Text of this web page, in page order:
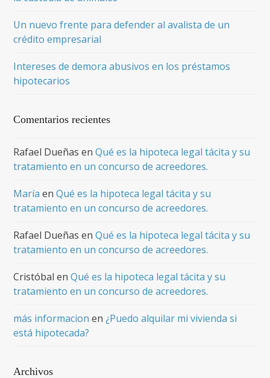
Un nuevo frente para defender al avalista de un
crédito empresarial
Intereses de demora abusivos en los préstamos
hipotecarios
Comentarios recientes
Rafael Dueñas enQué es la hipoteca legal tácita y su
tratamiento en un concurso de acreedores.
María enQué es la hipoteca legal tácita y su
tratamiento en un concurso de acreedores.
Rafael Dueñas enQué es la hipoteca legal tácita y su
tratamiento en un concurso de acreedores.
Cristóbal enQué es la hipoteca legal tácita y su
tratamiento en un concurso de acreedores.
más informacion en¿Puedo alquilar mi vivienda si
está hipotecada?
Archivos